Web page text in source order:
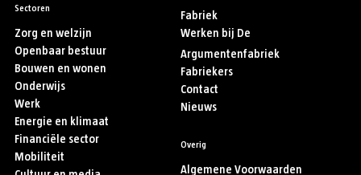
Sectoren
Zorg en welzijn
Openbaar bestuur
Bouwen en wonen
Onderwijs
Werk
Energie en klimaat
Financiële sector
Mobiliteit
Fabriek
Werken bij De
Argumentenfabriek
Fabriekers
Contact
Nieuws
Overig
Algemene Voorwaarden